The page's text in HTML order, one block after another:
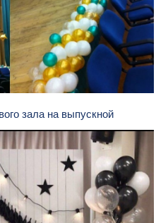
зала на выпускной